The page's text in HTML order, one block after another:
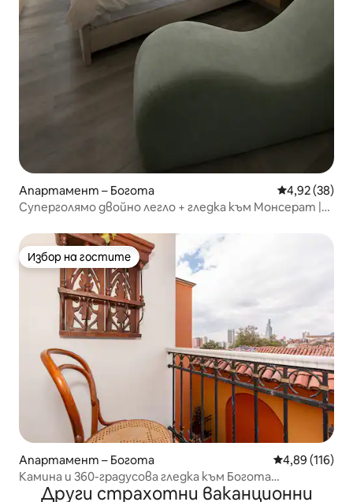
Апартамент – Богота Средна
4,92 (38)
Суперголямо двойно легло + гледка към Монсерат |
Избор на гостите
Избор на гостите
Апартамент – Богота Средна
4,89 (116)
Камина и 360-градусова гледка към Богота
Канделария
Други страхотни ваканционни